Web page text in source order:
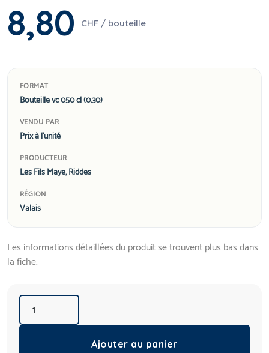
8,80 CHF / bouteille
FORMAT
Bouteille vc 050 cl (0.30)
VENDU PAR
Prix à l'unité
PRODUCTEUR
Les Fils Maye, Riddes
RÉGION
Valais
Les informations détaillées du produit se trouvent plus bas dans
la fiche.
Ajouter au panier